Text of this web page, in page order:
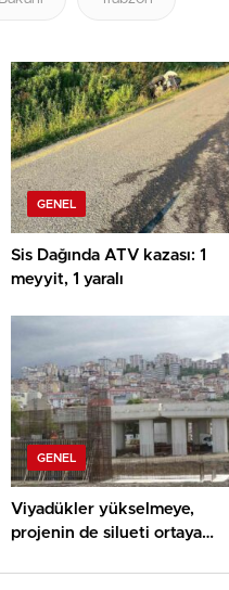
GENEL
Sis Dağında ATV kazası: 1
meyyit, 1 yaralı
GENEL
Viyadükler yükselmeye,
projenin de silueti ortaya